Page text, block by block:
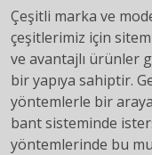
Çeşitli marka ve
çeşitlerimiz için
ve avantajlı ürünler
bir yapıya sahiptir.
yöntemlerle bir
bant sisteminde
yöntemlerinde bu